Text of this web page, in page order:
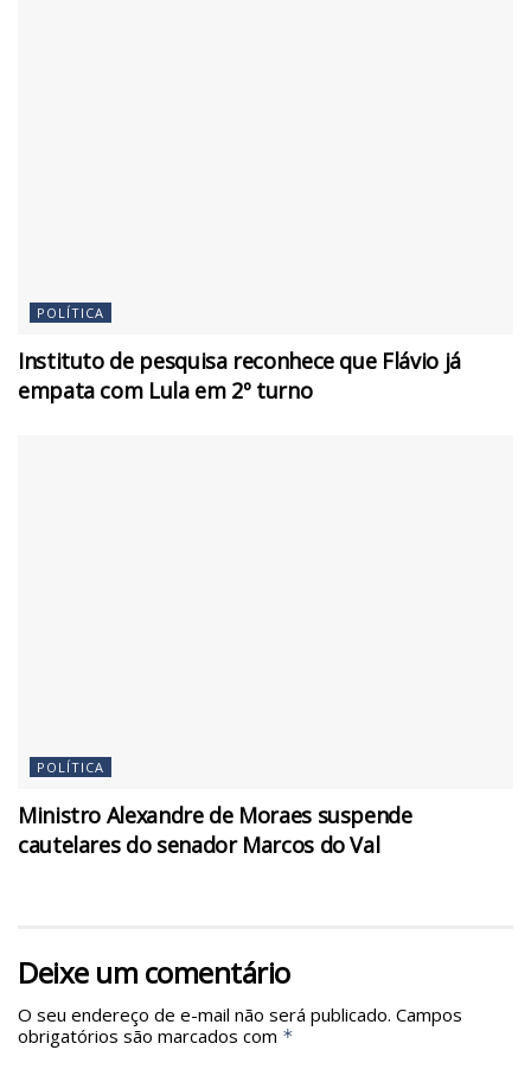
POLÍTICA
Instituto de pesquisa reconhece que Flávio já
empata com Lula em 2º turno
POLÍTICA
Ministro Alexandre de Moraes suspende
cautelares do senador Marcos do Val
Deixe um comentário
O seu endereço de e-mail não será publicado. Campos
obrigatórios são marcados com *